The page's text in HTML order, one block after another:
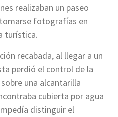
realizaban un paseo
fotografías en
turística.
recabada, al llegar a un
perdió el control de la
una alcantarilla
cubierta por agua
distinguir el